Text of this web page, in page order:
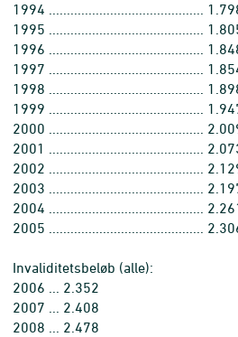
1994 ...........................................
1995 ...........................................
1996 ...........................................
1997 ...........................................
1998 ...........................................
1999 ...........................................
2000 ...........................................
2001 ...........................................
2002 ...........................................
2003 ...........................................
2004 ...........................................
2005 ...........................................
Invaliditetsbeløb (alle):
2006 ... 2.352
2007 ... 2.408
2008 ... 2.478